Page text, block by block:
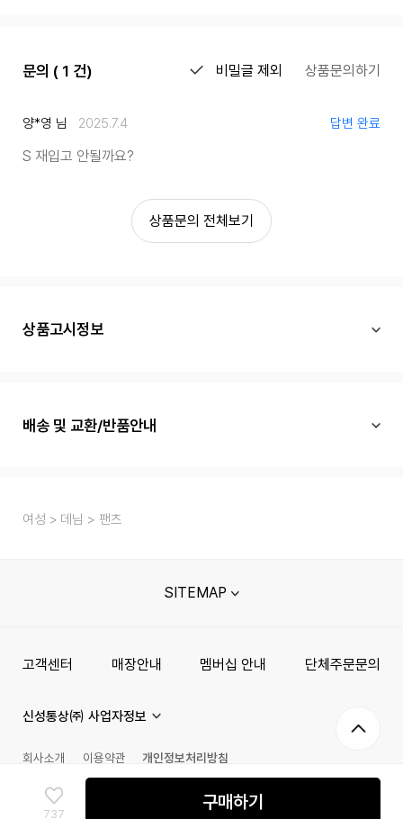
문의 ( 1 건) 비밀글 제외 상품문의하기
양*영 님 2025.7.4 답변 완료
S 재입고 안될까요?
상품문의 전체보기
상품고시정보
배송 및 교환/반품안내
여성 데님 팬츠
737
구매하기
SITEMAP
고객센터 매장안내 멤버십 안내 단체주문문의
신성통상㈜ 사업자정보
회사소개 이용약관
개인정보처리방침
채무지급보증안내
고정형 영상정보처리기기 운영관리 방침